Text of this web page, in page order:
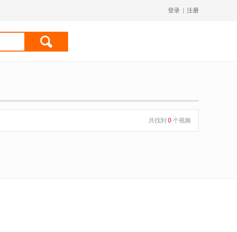
登录 注册
共找到 0 个视频